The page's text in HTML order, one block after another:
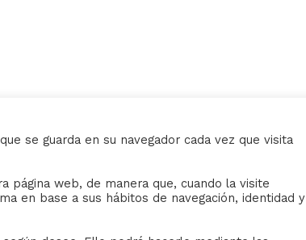
Sus datos seguros.
se guarda en su navegador cada vez que visita
página web, de manera que, cuando la visite
en base a sus hábitos de navegación, identidad y